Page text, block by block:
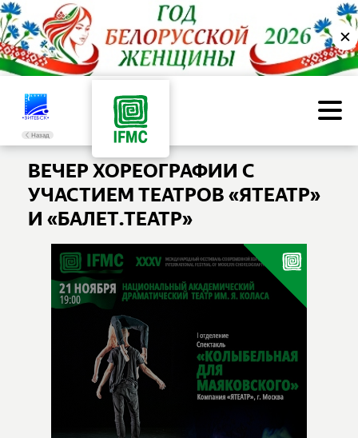
✕
Назад
ВЕЧЕР ХОРЕОГРАФИИ С
УЧАСТИЕМ ТЕАТРОВ «ЯТЕАТР»
И «БАЛЕТ.ТЕАТР»